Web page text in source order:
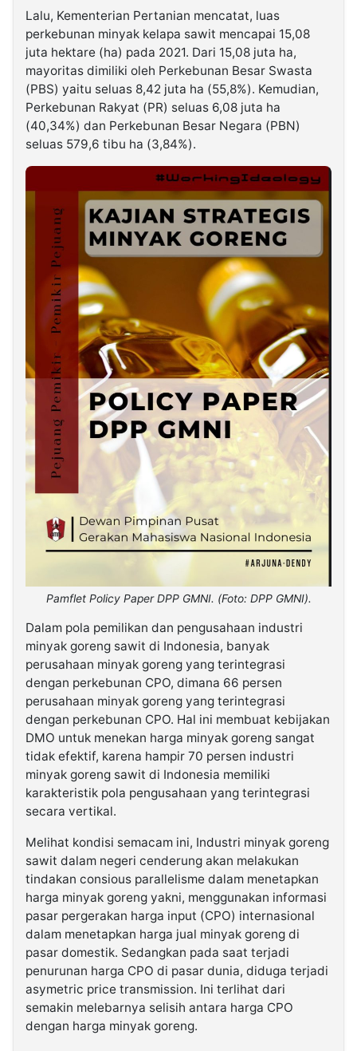
Lalu, Kementerian Pertanian mencatat, luas
perkebunan minyak kelapa sawit mencapai 15,08
juta hektare (ha) pada 2021. Dari 15,08 juta ha,
mayoritas dimiliki oleh Perkebunan Besar Swasta
(PBS) yaitu seluas 8,42 juta ha (55,8%). Kemudian,
Perkebunan Rakyat (PR) seluas 6,08 juta ha
(40,34%) dan Perkebunan Besar Negara (PBN)
seluas 579,6 tibu ha (3,84%).
Pamflet Policy Paper DPP GMNI. (Foto: DPP GMNI).
Dalam pola pemilikan dan pengusahaan industri
minyak goreng sawit di Indonesia, banyak
perusahaan minyak goreng yang terintegrasi
dengan perkebunan CPO, dimana 66 persen
perusahaan minyak goreng yang terintegrasi
dengan perkebunan CPO. Hal ini membuat kebijakan
DMO untuk menekan harga minyak goreng sangat
tidak efektif, karena hampir 70 persen industri
minyak goreng sawit di Indonesia memiliki
karakteristik pola pengusahaan yang terintegrasi
secara vertikal.
Melihat kondisi semacam ini, Industri minyak goreng
sawit dalam negeri cenderung akan melakukan
tindakan consious parallelisme dalam menetapkan
harga minyak goreng yakni, menggunakan informasi
pasar pergerakan harga input (CPO) internasional
dalam menetapkan harga jual minyak goreng di
pasar domestik. Sedangkan pada saat terjadi
penurunan harga CPO di pasar dunia, diduga terjadi
asymetric price transmission. Ini terlihat dari
semakin melebarnya selisih antara harga CPO
dengan harga minyak goreng.